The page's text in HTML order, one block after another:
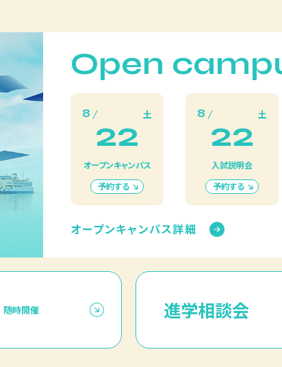
Open
8 土
22
オープンキャンパス
予約する
8 土
22
入試説明会
予約する
オープンキャンパス詳細
随時開催 進学相談会